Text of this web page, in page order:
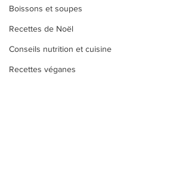
Boissons et soupes
Recettes de Noël
Conseils nutrition et cuisine
Recettes véganes